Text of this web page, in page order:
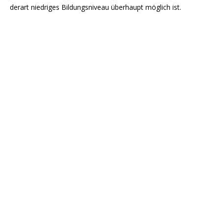
derart niedriges Bildungsniveau überhaupt möglich ist.